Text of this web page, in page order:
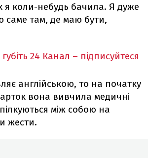
я коли-небудь бачила. Я дуже
саме там, де маю бути,
24 Канал – підписуйтеся
англійською, то на початку
вона вивчила медичні
між собою на
жести.